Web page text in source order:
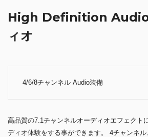
High Definition
ィオ
4/6/8チャンネル Audio装備
高品質の7.1チャンネルオーディオエフェクト
ディオ体験をする事ができます。 4チャンネ